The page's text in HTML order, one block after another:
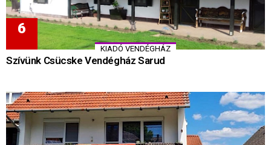
KIADÓ VENDÉGHÁZ
Szívünk Csücske Vendégház Sarud